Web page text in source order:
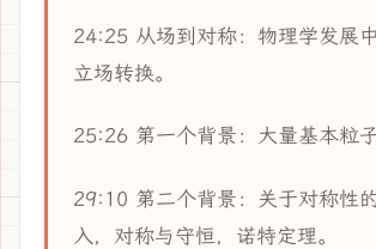
24:25 从场到对称：物理学发展
立场转换。
25:26 第一个背景：大量基本粒子
29:10 第二个背景：关于对称性
入，对称与守恒，诺特定理。